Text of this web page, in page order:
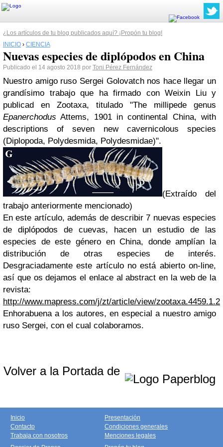
¿Los artículos de tu blog publicados aquí? ¡Propón tu blog!
INICIO › CIENCIA
Nuevas especies de diplópodos en China
Publicado el 14 agosto 2018 por Toni Pérez Fernández
Nuestro amigo ruso Sergei Golovatch nos hace llegar un
grandísimo trabajo que ha firmado con Weixin Liu y
publicad en Zootaxa, titulado "The millipede genus
Epanerchodus Attems, 1901 in continental China, with
descriptions of seven new cavernicolous species
(Diplopoda, Polydesmida, Polydesmidae)".
(Extraído del
trabajo anteriormente mencionado)
En este artículo, además de describir 7 nuevas especies
de diplópodos de cuevas, hacen un estudio de las
especies de este género en China, donde amplían la
distribución de otras especies de interés.
Desgraciadamente este artículo no está abierto on-line,
así que os dejamos el enlace al abstract en la web de la
revista:
http://www.mapress.com/j/zt/article/view/zootaxa.4459.1.2
Enhorabuena a los autores, en especial a nuestro amigo
ruso Sergei, con el cual colaboramos.
Volver a la Portada de
Inicio
Contacto
Trabaja con nosotros
Presentación
Condiciones generales
Menciones legales